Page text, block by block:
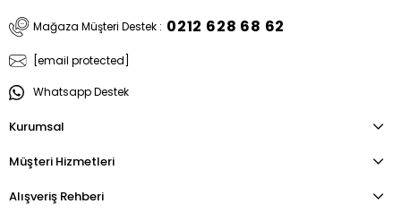
Mağaza Müşteri Destek : 0212 628 68 62
[email protected]
Whatsapp Destek
Kurumsal
Müşteri Hizmetleri
Alışveriş Rehberi